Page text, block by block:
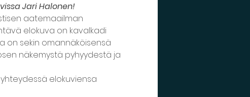
Jari Halonen!
aatemaailman
elokuva on kavalkadi
on sekin omannäköisensä
näkemystä pyhyydestä ja
elokuviensa